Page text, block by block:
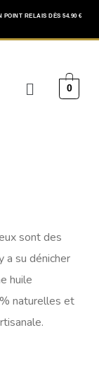
POINT RELAIS DÈS 54.90 €
Menu 0
sont des
a su dénicher
huile
naturelles et